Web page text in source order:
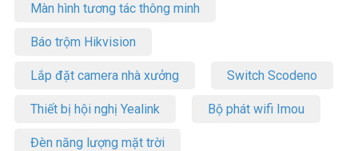
Màn hình tương tác thông minh
Báo trộm Hikvision
Lắp đặt camera nhà xưởng Switch Scodeno
Thiết bị hội nghị Yealink Bộ phát wifi Imou
Đèn năng lượng mặt trời